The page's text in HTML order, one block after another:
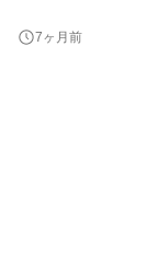
ルマーケティング
視点”で提案し、
7ヶ月前